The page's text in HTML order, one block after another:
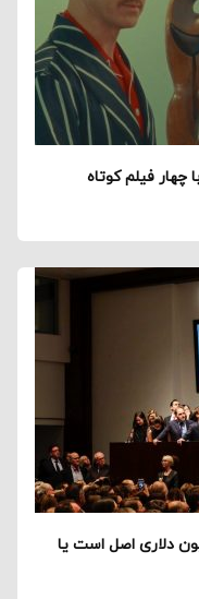
فیلم کوتاه
گمشده»؛ این نقاشی ۴۵۰ میلیون دلاری اصل است یا